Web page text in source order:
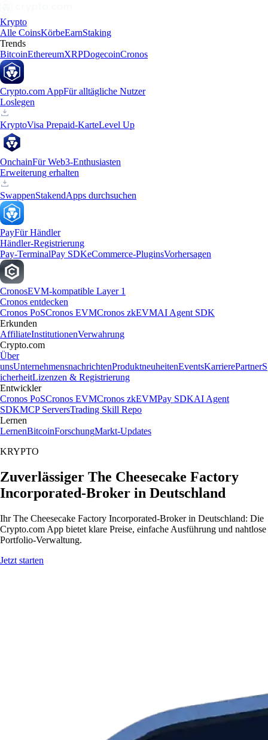
Krypto
Alle CoinsKörbeEarnStaking
Trends
BitcoinEthereumXRPDogecoinCronos
Crypto.com AppFür alltägliche Nutzer
Loslegen
KryptoVisa Prepaid-KarteLevel Up
OnchainFür Web3-Enthusiasten
Erweiterung erhalten
SwappenStakendApps durchsuchen
PayFür Händler
Händler-Registrierung
Pay-TerminalPay SDKeCommerce-PluginsVorhersagen
CronosEVM-kompatible Layer 1
Cronos entdecken
Cronos PoSCronos EVMCronos zkEVMAI Agent SDK
Erkunden
AffiliateInstitutionenVerwahrung
Crypto.com
Über
unsUnternehmensnachrichtenProduktneuheitenEventsKarrierePartnerS
icherheitLizenzen & Registrierung
Entwickler
Cronos PoSCronos EVMCronos zkEVMPay SDKAI Agent
SDKMCP ServersTrading Skill Repo
Lernen
LernenBitcoinForschungMarkt-Updates
KRYPTO
Zuverlässiger The Cheesecake Factory
Incorporated-Broker in Deutschland
Ihr The Cheesecake Factory Incorporated-Broker in Deutschland: Die
Crypto.com App bietet klare Preise, einfache Ausführung und nahtlose
Portfolio-Verwaltung.
Jetzt starten